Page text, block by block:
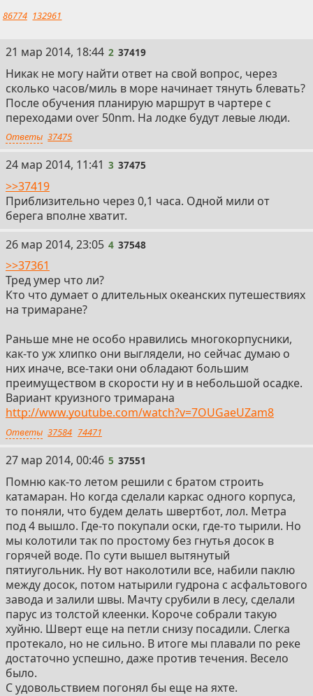
86774 132961
2
21 мар 2014, 18:44 2 37419
Никак не могу найти ответ на свой вопрос, через
сколько часов/миль в море начинает тянуть блевать?
После обучения планирую маршрут в чартере с
переходами over 50nm. На лодке будут левые люди.
Ответы 37475
3
24 мар 2014, 11:41 3 37475
>>37419
Приблизительно через 0,1 часа. Одной мили от
берега вполне хватит.
4
26 мар 2014, 23:05 4 37548
>>37361
Тред умер что ли?
Кто что думает о длительных океанских путешествиях
на тримаране?
Раньше мне не особо нравились многокорпусники,
как-то уж хлипко они выглядели, но сейчас думаю о
них иначе, все-таки они обладают большим
преимуществом в скорости ну и в небольшой осадке.
Вариант круизного тримарана
http://www.youtube.com/watch?v=7OUGaeUZam8
Ответы 37584 74471
5
27 мар 2014, 00:46 5 37551
Помню как-то летом решили с братом строить
катамаран. Но когда сделали каркас одного корпуса,
то поняли, что будем делать швертбот, лол. Метра
под 4 вышло. Где-то покупали оски, где-то тырили. Но
мы колотили так по простому без гнутья досок в
горячей воде. По сути вышел вытянутый
пятиугольник. Ну вот наколотили все, набили паклю
между досок, потом натырили гудрона с асфальтового
завода и залили швы. Мачту срубили в лесу, сделали
парус из толстой клеенки. Короче собрали такую
хуйню. Шверт еще на петли снизу посадили. Слегка
протекало, но не сильно. В итоге мы плавали по реке
достаточно успешно, даже против течения. Весело
было.
С удовольствием погонял бы еще на яхте.